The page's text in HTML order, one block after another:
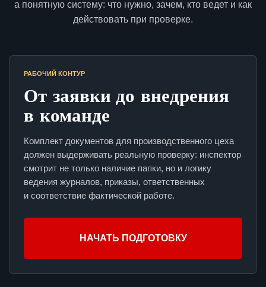
а понятную систему: что нужно, зачем, кто ведет и как
действовать при проверке.
РАБОЧИЙ КОНТУР
От заявки до внедрения
в команде
Комплект документов для производственного цеха
должен выдерживать реальную проверку: инспектор
смотрит не только наличие папки, но и логику
ведения журналов, приказы, ответственных
и соответствие фактической работе.
НАЧАТЬ ПОДГОТОВКУ